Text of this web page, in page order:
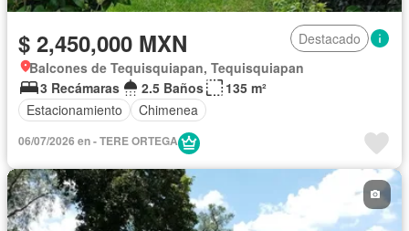
$ 2,450,000 MXN
Destacado
Balcones de Tequisquiapan, Tequisquiapan
3 Recámaras
2.5 Baños
135 m²
Estacionamiento
Chimenea
06/07/2026 en - TERE ORTEGA